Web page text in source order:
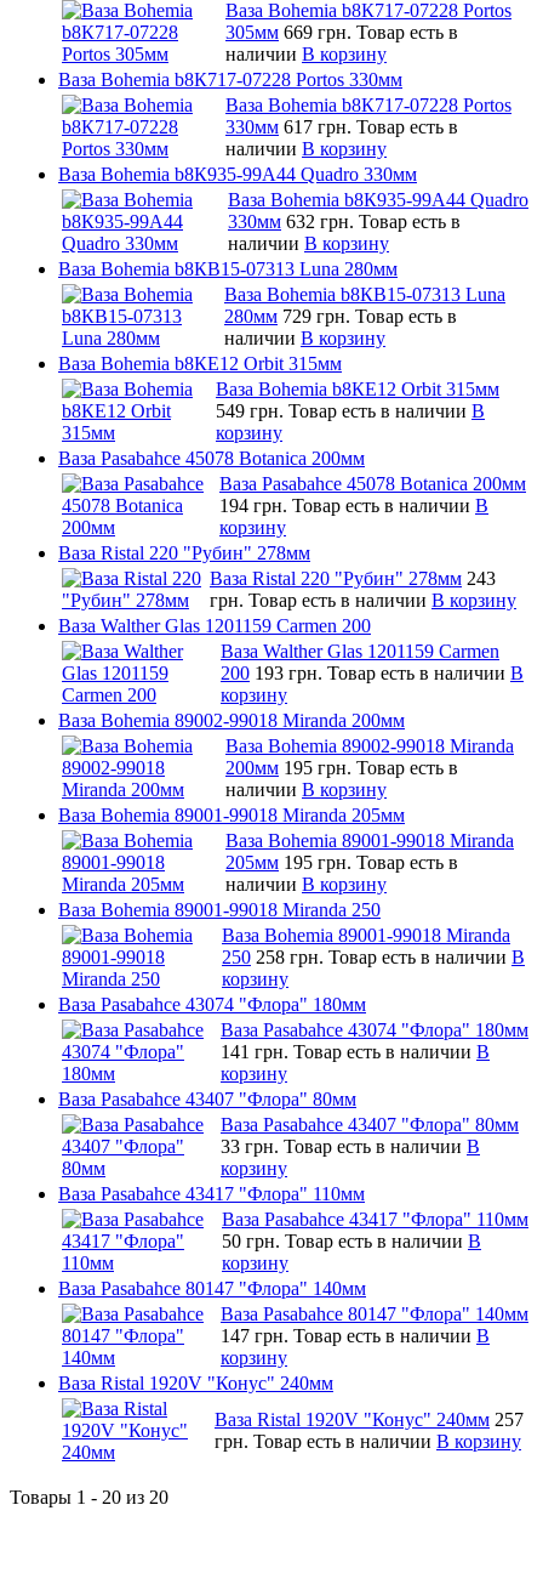
Ваза Bohemia b8К717-07228 Portos
305мм 669 грн. Товар есть в
наличии В корзину
Ваза Bohemia b8К717-07228 Portos 330мм
Ваза Bohemia b8К717-07228 Portos
330мм 617 грн. Товар есть в
наличии В корзину
Ваза Bohemia b8К935-99A44 Quadro 330мм
Ваза Bohemia b8К935-99A44 Quadro
330мм 632 грн. Товар есть в
наличии В корзину
Ваза Bohemia b8КB15-07313 Luna 280мм
Ваза Bohemia b8КB15-07313 Luna
280мм 729 грн. Товар есть в
наличии В корзину
Ваза Bohemia b8КE12 Orbit 315мм
Ваза Bohemia b8КE12 Orbit 315мм
549 грн. Товар есть в наличии В
корзину
Ваза Pasabahce 45078 Botanica 200мм
Ваза Pasabahce 45078 Botanica 200мм
194 грн. Товар есть в наличии В
корзину
Ваза Ristal 220 "Рубин" 278мм
Ваза Ristal 220 "Рубин" 278мм 243
грн. Товар есть в наличии В корзину
Ваза Walther Glas 1201159 Carmen 200
Ваза Walther Glas 1201159 Carmen
200 193 грн. Товар есть в наличии В
корзину
Ваза Bohemia 89002-99018 Miranda 200мм
Ваза Bohemia 89002-99018 Miranda
200мм 195 грн. Товар есть в
наличии В корзину
Ваза Bohemia 89001-99018 Miranda 205мм
Ваза Bohemia 89001-99018 Miranda
205мм 195 грн. Товар есть в
наличии В корзину
Ваза Bohemia 89001-99018 Miranda 250
Ваза Bohemia 89001-99018 Miranda
250 258 грн. Товар есть в наличии В
корзину
Ваза Pasabahce 43074 "Флора" 180мм
Ваза Pasabahce 43074 "Флора" 180мм
141 грн. Товар есть в наличии В
корзину
Ваза Pasabahce 43407 "Флора" 80мм
Ваза Pasabahce 43407 "Флора" 80мм
33 грн. Товар есть в наличии В
корзину
Ваза Pasabahce 43417 "Флора" 110мм
Ваза Pasabahce 43417 "Флора" 110мм
50 грн. Товар есть в наличии В
корзину
Ваза Pasabahce 80147 "Флора" 140мм
Ваза Pasabahce 80147 "Флора" 140мм
147 грн. Товар есть в наличии В
корзину
Ваза Ristal 1920V "Конус" 240мм
Ваза Ristal 1920V "Конус" 240мм 257
грн. Товар есть в наличии В корзину
Товары 1 - 20 из 20